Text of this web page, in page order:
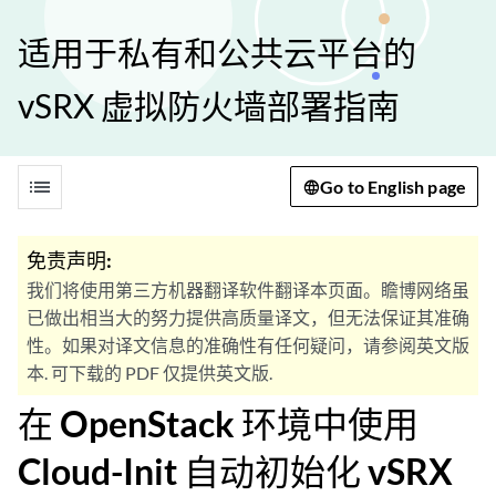
适用于私有和公共云平台的
vSRX 虚拟防火墙部署指南
list Go to English page
免责声明:
我们将使用第三方机器翻译软件翻译本页面。瞻博网络虽
已做出相当大的努力提供高质量译文，但无法保证其准确
性。如果对译文信息的准确性有任何疑问，请参阅英文版
本. 可下载的 PDF 仅提供英文版.
在 OpenStack 环境中使用
Cloud-Init 自动初始化 vSRX